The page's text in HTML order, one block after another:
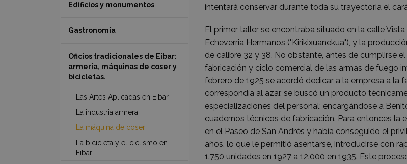
intentará conservar durante toda su trayectoria el
El primer taller se encontraba situado en la calle
Echeverria Hermanos ("Kirikixuanekua"), y la
de calibre 32 y 38. No obstante, antes de cumplirse
fabricación y ciclo comercial de las armas de fuego
febrero de 1925 se acordó dedicar a la empresa a la
correspondía al azar, se buscó un producto
especializaciones del personal; encargándose a
cuadernos técnicos de fabricación. Para entonces la
en el Paseo de San Andrés y había conseguido el
años, lo que le permitió asentarse, introducirse con
1.750 unidades en 1927 a 12.000 en 1935. Este
Edificios y monumentos
Gastronomía
Oficios tradicionales de Eibar:
armería, máquinas de coser y
bicicletas.
Las Artes Aplicadas en Eibar
La industria armera
La máquina de coser
La bicicleta y el ciclismo en
Eibar